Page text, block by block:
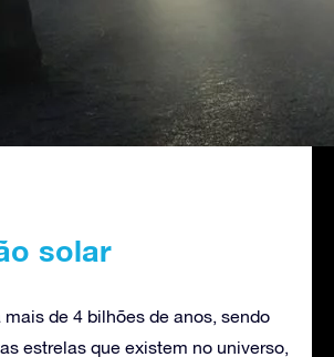
solar
mais de 4 bilhões de anos, sendo
estrelas que existem no universo,